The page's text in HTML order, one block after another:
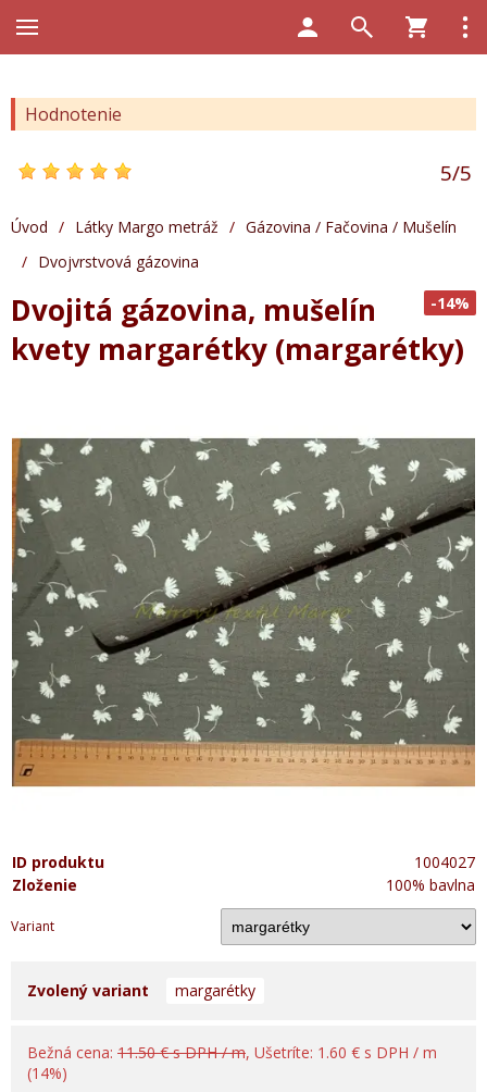
Hodnotenie
5/5
Úvod / Látky Margo metráž / Gázovina / Fačovina / Mušelín
/ Dvojvrstvová gázovina
-14%
Dvojitá gázovina, mušelín
kvety margarétky (margarétky)
ID produktu
1004027
Zloženie
100% bavlna
Variant
Zvolený variant margarétky
Bežná cena: 11.50 € s DPH / m, Ušetríte: 1.60 € s DPH / m
(14%)